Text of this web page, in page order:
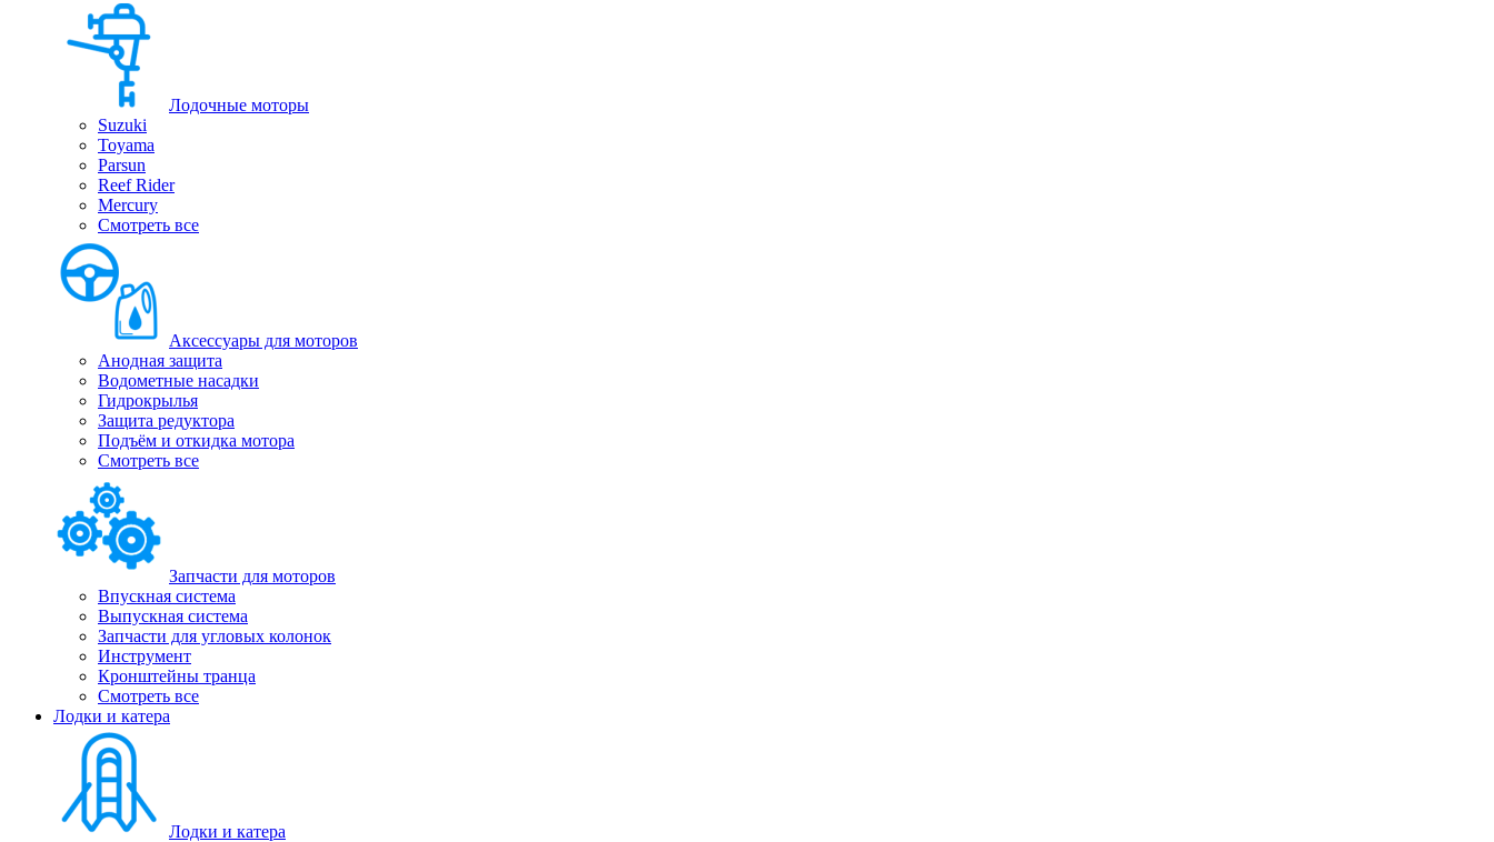
Лодочные моторы
Suzuki
Toyama
Parsun
Reef Rider
Mercury
Смотреть все
Аксессуары для моторов
Анодная защита
Водометные насадки
Гидрокрылья
Защита редуктора
Подъём и откидка мотора
Смотреть все
Запчасти для моторов
Впускная система
Выпускная система
Запчасти для угловых колонок
Инструмент
Кронштейны транца
Смотреть все
Лодки и катера
Лодки и катера